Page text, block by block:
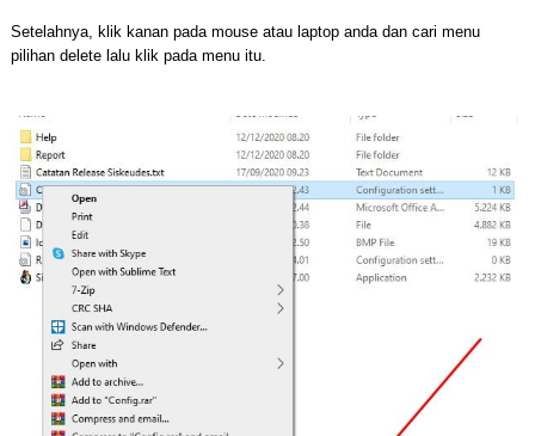
Setelahnya, klik kanan pada mouse atau laptop anda dan cari menu
pilihan delete lalu klik pada menu itu.